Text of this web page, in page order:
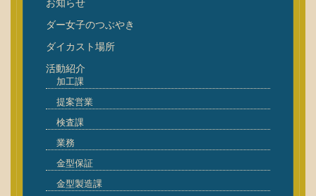
ダー女子のつぶやき
ダイカスト場所
活動紹介
加工課
提案営業
検査課
業務
金型保証
金型製造課